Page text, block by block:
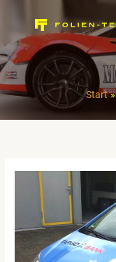
springen
Start